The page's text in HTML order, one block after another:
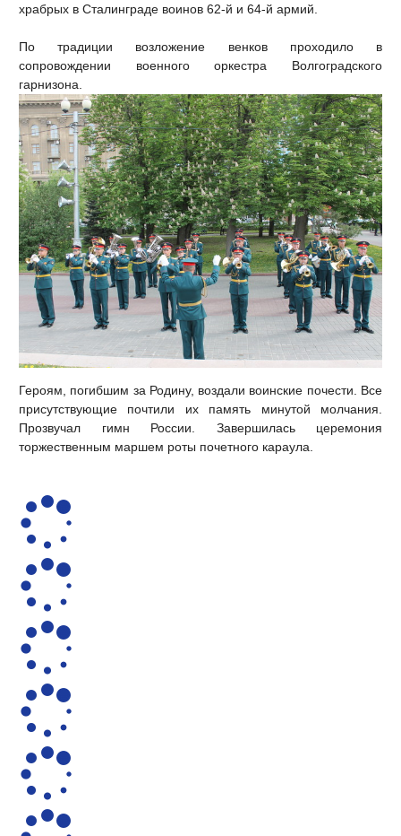
храбрых в Сталинграде воинов 62-й и 64-й армий.
По традиции возложение венков проходило в
сопровождении военного оркестра Волгоградского
гарнизона.
Героям, погибшим за Родину, воздали воинские почести. Все
присутствующие почтили их память минутой молчания.
Прозвучал гимн России. Завершилась церемония
торжественным маршем роты почетного караула.